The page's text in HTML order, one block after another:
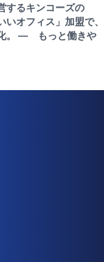
するキンコーズの
いオフィス」加盟で、
。 ― もっと働きや